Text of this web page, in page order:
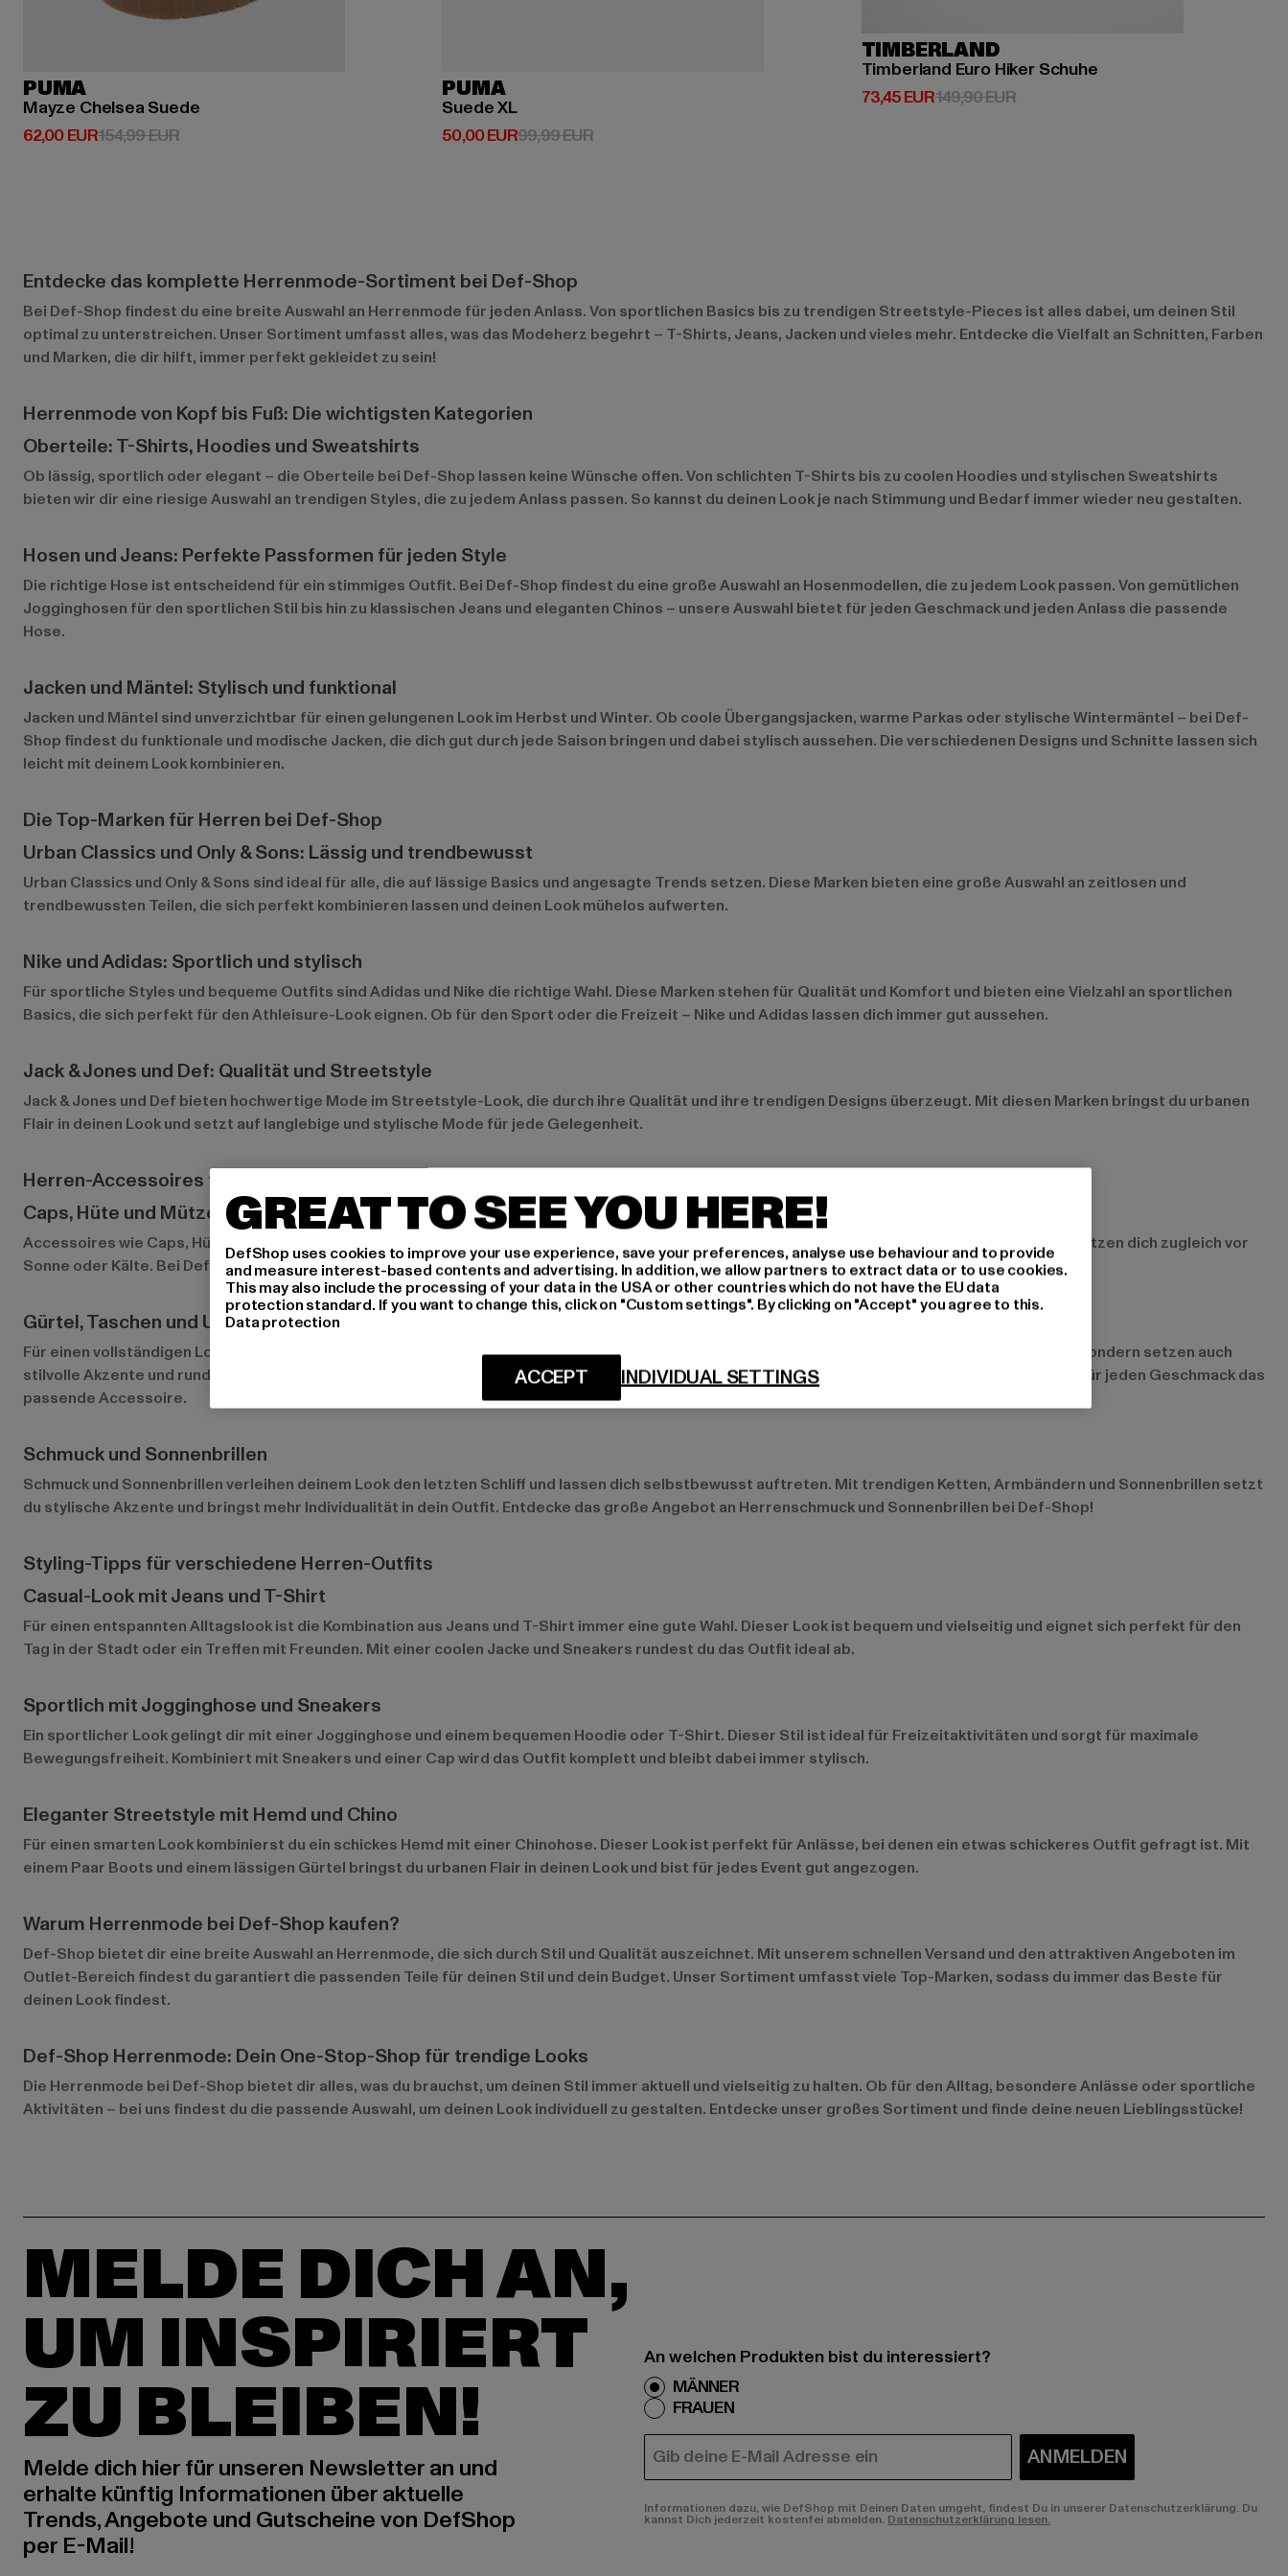
PUMA
Mayze Chelsea Suede
62,00 EUR
Derzeitiger Preis: 62,00 EUR
154,99 EURAktionspreis: 154,99 EUR
PUMA
Suede XL
50,00 EUR
Derzeitiger Preis: 50,00 EUR
99,99 EURAktionspreis: 99,99 EUR
TIMBERLAND
Timberland Euro Hiker Schuhe
73,45 EUR
Derzeitiger Preis: 73,45 EUR
149,90 EURAktionspreis: 149,90 EUR
Entdecke das komplette Herrenmode-Sortiment bei Def-Shop
Bei Def-Shop findest du eine breite Auswahl an Herrenmode für jeden Anlass. Von sportlichen Basics bis zu trendigen Streetstyle-Pieces ist alles dabei, um deinen Stil
optimal zu unterstreichen. Unser Sortiment umfasst alles, was das Modeherz begehrt – T-Shirts, Jeans, Jacken und vieles mehr. Entdecke die Vielfalt an Schnitten, Farben
und Marken, die dir hilft, immer perfekt gekleidet zu sein!
Herrenmode von Kopf bis Fuß: Die wichtigsten Kategorien
Oberteile: T-Shirts, Hoodies und Sweatshirts
Ob lässig, sportlich oder elegant – die Oberteile bei Def-Shop lassen keine Wünsche offen. Von schlichten T-Shirts bis zu coolen Hoodies und stylischen Sweatshirts
bieten wir dir eine riesige Auswahl an trendigen Styles, die zu jedem Anlass passen. So kannst du deinen Look je nach Stimmung und Bedarf immer wieder neu gestalten.
Hosen und Jeans: Perfekte Passformen für jeden Style
Die richtige Hose ist entscheidend für ein stimmiges Outfit. Bei Def-Shop findest du eine große Auswahl an Hosenmodellen, die zu jedem Look passen. Von gemütlichen
Jogginghosen für den sportlichen Stil bis hin zu klassischen Jeans und eleganten Chinos – unsere Auswahl bietet für jeden Geschmack und jeden Anlass die passende
Hose.
Jacken und Mäntel: Stylisch und funktional
Jacken und Mäntel sind unverzichtbar für einen gelungenen Look im Herbst und Winter. Ob coole Übergangsjacken, warme Parkas oder stylische Wintermäntel – bei Def-
Shop findest du funktionale und modische Jacken, die dich gut durch jede Saison bringen und dabei stylisch aussehen. Die verschiedenen Designs und Schnitte lassen sich
leicht mit deinem Look kombinieren.
Die Top-Marken für Herren bei Def-Shop
Urban Classics und Only & Sons: Lässig und trendbewusst
Urban Classics und Only & Sons sind ideal für alle, die auf lässige Basics und angesagte Trends setzen. Diese Marken bieten eine große Auswahl an zeitlosen und
trendbewussten Teilen, die sich perfekt kombinieren lassen und deinen Look mühelos aufwerten.
Nike und Adidas: Sportlich und stylisch
Für sportliche Styles und bequeme Outfits sindAdidas und Nike die richtige Wahl. Diese Marken stehen für Qualität und Komfort und bieten eine Vielzahl an sportlichen
Basics, die sich perfekt für den Athleisure-Look eignen. Ob für den Sport oder die Freizeit – Nike und Adidas lassen dich immer gut aussehen.
Jack & Jones und Def: Qualität und Streetstyle
Jack & Jones und Def bieten hochwertige Mode im Streetstyle-Look, die durch ihre Qualität und ihre trendigen Designs überzeugt. Mit diesen Marken bringst du urbanen
Flair in deinen Look und setzt auf langlebige und stylische Mode für jede Gelegenheit.
Herren-Accessoires für jeden Look
Caps, Hüte und Mützen
Accessoires wie Caps, Hüte und Mützen sind das i-Tüpfelchen eines gelungenen Outfits. Sie verleihen deinem Look eine persönliche Note und schützen dich zugleich vor
Sonne oder Kälte. Bei Def-Shop findest du eine breite Auswahl an Kopfbedeckungen für jede Jahreszeit und jeden Stil.
Gürtel, Taschen und Uhren
Für einen vollständigen Look dürfen auch praktische Accessoires wie Gürtel, Taschen und Uhren nicht fehlen. Diese Teile sind nicht nur funktional, sondern setzen auch
stilvolle Akzente und runden dein Outfit perfekt ab. Ob eine lässige Bauchtasche, ein schlichter Gürtel oder eine coole Uhr – bei Def-Shop gibt es für jeden Geschmack das
passende Accessoire.
Schmuck und Sonnenbrillen
Schmuck und Sonnenbrillen verleihen deinem Look den letzten Schliff und lassen dich selbstbewusst auftreten. Mit trendigen Ketten, Armbändern und Sonnenbrillen setzt
du stylische Akzente und bringst mehr Individualität in dein Outfit. Entdecke das große Angebot an Herrenschmuck und Sonnenbrillen bei Def-Shop!
Styling-Tipps für verschiedene Herren-Outfits
Casual-Look mit Jeans und T-Shirt
Für einen entspannten Alltagslook ist die Kombination aus Jeans und T-Shirt immer eine gute Wahl. Dieser Look ist bequem und vielseitig und eignet sich perfekt für den
Tag in der Stadt oder ein Treffen mit Freunden. Mit einer coolen Jacke und Sneakers rundest du das Outfit ideal ab.
Sportlich mit Jogginghose und Sneakers
Ein sportlicher Look gelingt dir mit einer Jogginghose und einem bequemen Hoodie oder T-Shirt. Dieser Stil ist ideal für Freizeitaktivitäten und sorgt für maximale
Bewegungsfreiheit. Kombiniert mit Sneakers und einer Cap wird das Outfit komplett und bleibt dabei immer stylisch.
Eleganter Streetstyle mit Hemd und Chino
Für einen smarten Look kombinierst du ein schickes Hemd mit einer Chinohose. Dieser Look ist perfekt für Anlässe, bei denen ein etwas schickeres Outfit gefragt ist. Mit
einem Paar Boots und einem lässigen Gürtel bringst du urbanen Flair in deinen Look und bist für jedes Event gut angezogen.
Warum Herrenmode bei Def-Shop kaufen?
Def-Shop bietet dir eine breite Auswahl an Herrenmode, die sich durch Stil und Qualität auszeichnet. Mit unserem schnellen Versand und den attraktiven Angeboten im
Outlet-Bereich findest du garantiert die passenden Teile für deinen Stil und dein Budget. Unser Sortiment umfasst viele Top-Marken, sodass du immer das Beste für
deinen Look findest.
Def-Shop Herrenmode: Dein One-Stop-Shop für trendige Looks
Die Herrenmode bei Def-Shop bietet dir alles, was du brauchst, um deinen Stil immer aktuell und vielseitig zu halten. Ob für den Alltag, besondere Anlässe oder sportliche
Aktivitäten – bei uns findest du die passende Auswahl, um deinen Look individuell zu gestalten. Entdecke unser großes Sortiment und finde deine neuen Lieblingsstücke!
MELDE DICH AN,
UM INSPIRIERT
ZU BLEIBEN!
Melde dich hier für unseren Newsletter an und
erhalte künftig Informationen über aktuelle
Trends, Angebote und Gutscheine von DefShop
per E-Mail!
An welchen Produkten bist du interessiert?
MÄNNER
FRAUEN
E-MAIL ANMELDEN
Informationen dazu, wie DefShop mit Deinen Daten umgeht, findest Du in unserer Datenschutzerklärung. Du
kannst Dich jederzeit kostenfei abmelden. Datenschutzerklärung lesen.
GREAT TO SEE YOU HERE!
DefShop uses cookies to improve your use experience, save your preferences, analyse use behaviour and to provide
and measure interest-based contents and advertising. In addition, we allow partners to extract data or to use cookies.
This may also include the processing of your data in the USA or other countries which do not have the EU data
protection standard. If you want to change this, click on "Custom settings". By clicking on "Accept" you agree to this.
Data protection
INDIVIDUAL SETTINGS
ACCEPT